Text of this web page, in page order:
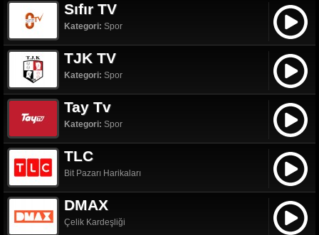
Sıfır TV
Kategori: Spor
TJK TV
Kategori: Spor
Tay Tv
Kategori: Spor
TLC
Bit Pazarı Harikaları
DMAX
Çelik Kardeşliği